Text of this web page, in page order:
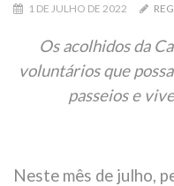
1 DE JULHO DE 2022
Os acolhidos da
voluntários que
passeios e
Neste mês de julho,